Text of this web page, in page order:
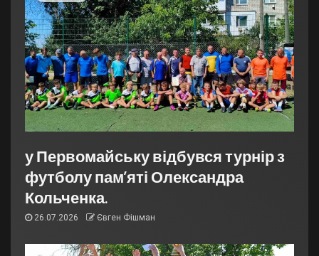
у Первомайську відбувся турнір з
футболу пам’яті Олександра
Кольченка.
26.07.2026 Євген Фішман